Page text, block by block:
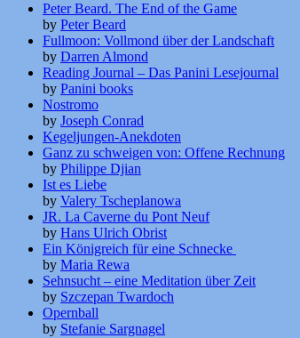
Peter Beard. The End of the Game
by Peter Beard
Fullmoon: Vollmond über der Landschaft
by Darren Almond
Reading Journal – Das Panini Lesejournal
by Panini books
Nostromo
by Joseph Conrad
Kegeljungen-Anekdoten
Ganz zu schweigen von: Offene Rechnung
by Philippe Djian
Ist es Liebe
by Valery Tscheplanowa
JR. La Caverne du Pont Neuf
by Hans Ulrich Obrist
Ein Königreich für eine Schnecke
by Maria Rewa
Sehnsucht – eine Meditation über Zeit
by Szczepan Twardoch
Opernball
by Stefanie Sargnagel